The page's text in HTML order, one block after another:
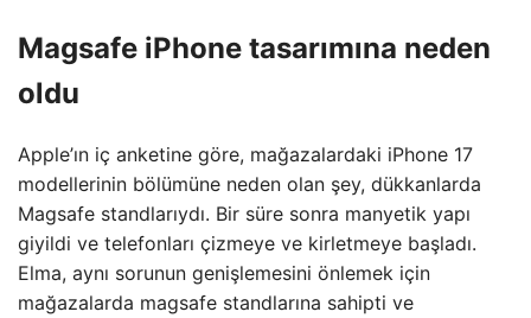
Magsafe iPhone tasarımına neden
oldu
Apple’ın iç anketine göre, mağazalardaki iPhone 17
modellerinin bölümüne neden olan şey, dükkanlarda
Magsafe standlarıydı. Bir süre sonra manyetik yapı
giyildi ve telefonları çizmeye ve kirletmeye başladı.
Elma, aynı sorunun genişlemesini önlemek için
mağazalarda magsafe standlarına sahipti ve